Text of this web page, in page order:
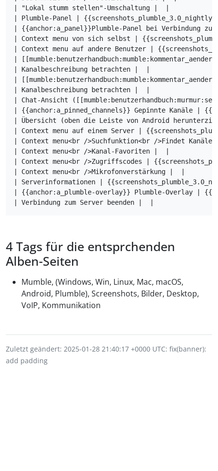
| "Lokal stumm stellen"-Umschaltung |  |
| Plumble-Panel |
| {{anchor:a_panel}}Plumble-Panel bei Verbindung
| Context menu von sich selbst |
| Context menu auf andere Benutzer |
|
| Kanalbeschreibung betrachten |  |
|
| Kanalbeschreibung betrachten |  |
| Chat-Ansicht
| {{anchor:a_pinned_channels}} Gepinnte Kanäle |
| Übersicht (oben die Leiste von Android
| Context menu auf einem Server |
| Context menu<br />Suchfunktion<br />Findet
| Context menu<br />Kanal-Favoriten |  |
| Context menu<br />Zugriffscodes |
| Context menu<br />Mikrofonverstärkung |  |
| Serverinformationen |
| {{anchor:a_plumble-overlay}} Plumble-Overlay |
Tags für die entsprchenden
Alben-Seiten
Mumble, (Windows, Win, Linux, Mac, macOS,
Android, Plumble), Screenshots, Bilder, Desktop,
VoIP, Kommunikation
Zuletzt geändert: 2025-01-28 21:40:17 +0000 UTC: fix(banner):
add padding